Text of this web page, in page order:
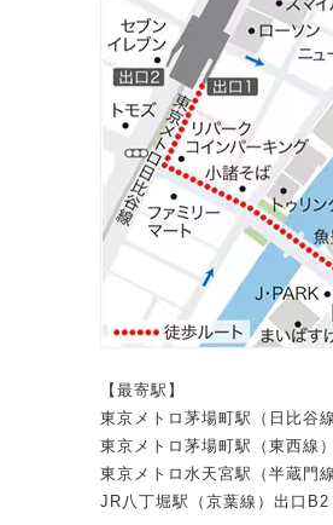
【最寄駅】
東京メトロ茅場町駅（日比谷
東京メトロ茅場町駅（東西線
東京メトロ水天宮駅（半蔵門
JR八丁堀駅（京葉線）出口B2